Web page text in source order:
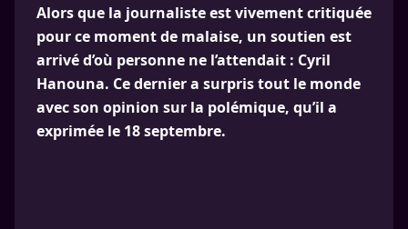
Alors que la journaliste est vivement critiquée
pour ce moment de malaise, un soutien est
arrivé d’où personne ne l’attendait : Cyril
Hanouna. Ce dernier a surpris tout le monde
avec son opinion sur la polémique, qu’il a
exprimée le 18 septembre.